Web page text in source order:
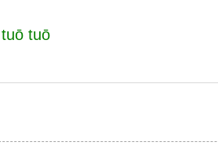
tuō tuō